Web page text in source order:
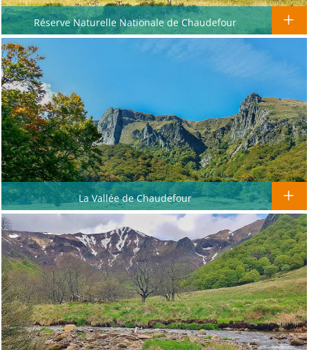
Réserve Naturelle Nationale de Chaudefour
La Vallée de Chaudefour